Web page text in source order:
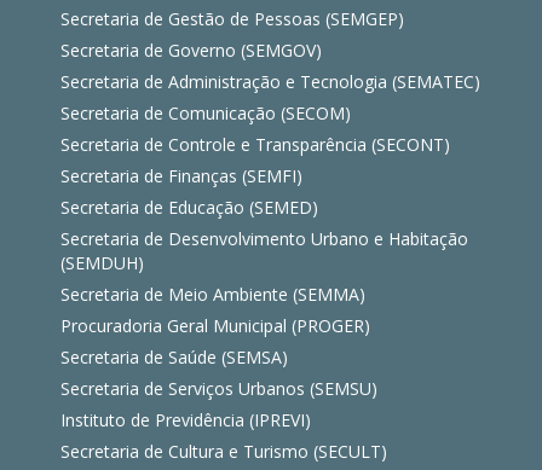
Secretaria de Gestão de Pessoas (SEMGEP)
Secretaria de Governo (SEMGOV)
Secretaria de Administração e Tecnologia (SEMATEC)
Secretaria de Comunicação (SECOM)
Secretaria de Controle e Transparência (SECONT)
Secretaria de Finanças (SEMFI)
Secretaria de Educação (SEMED)
Secretaria de Desenvolvimento Urbano e Habitação
(SEMDUH)
Secretaria de Meio Ambiente (SEMMA)
Procuradoria Geral Municipal (PROGER)
Secretaria de Saúde (SEMSA)
Secretaria de Serviços Urbanos (SEMSU)
Instituto de Previdência (IPREVI)
Secretaria de Cultura e Turismo (SECULT)